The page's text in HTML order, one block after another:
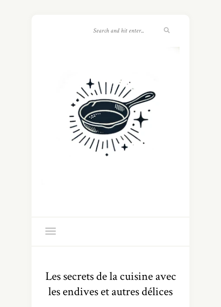
Les secrets de la cuisine avec
les endives et autres délices